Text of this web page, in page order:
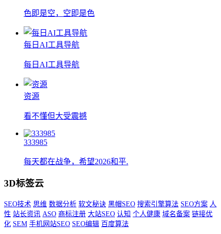
色即是空，空即是色
每日AI工具导航
每日AI工具导航
资源
看不懂但大受震撼
333985
每天都在战争，希望2026和平.
3D标签云
SEO技术 思维 数据分析 软文秘诀 黑帽SEO 搜索引擎算法 SEO方案 人
性 站长资讯 ASO 商标注册 大站SEO 认知 个人健康 域名备案 链接优
化 SEM 手机网站SEO SEO编辑 百度算法